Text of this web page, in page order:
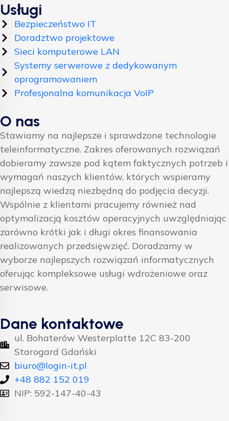
Usługi
Bezpieczeństwo IT
Doradztwo projektowe
Sieci komputerowe LAN
Systemy serwerowe z dedykowanym
oprogramowaniem
Profesjonalna komunikacja VoIP
O nas
Stawiamy na najlepsze i sprawdzone technologie
teleinformatyczne. Zakres oferowanych rozwiązań
dobieramy zawsze pod kątem faktycznych potrzeb i
wymagań naszych klientów, których wspieramy
najlepszą wiedzą niezbędną do podjęcia decyzji.
Wspólnie z klientami pracujemy również nad
optymalizacją kosztów operacyjnych uwzględniając
zarówno krótki jak i długi okres finansowania
realizowanych przedsięwzięć. Doradzamy w
wyborze najlepszych rozwiązań informatycznych
oferując kompleksowe usługi wdrożeniowe oraz
serwisowe.
Dane kontaktowe
ul. Bohaterów Westerplatte 12C 83-200
Starogard Gdański
biuro@login-it.pl
+48 882 152 019
NIP: 592-147-40-43